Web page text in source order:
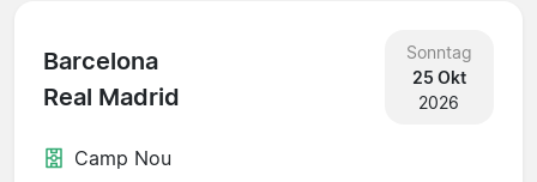
Barcelona
Real Madrid
Sonntag
25 Okt
2026
Camp Nou